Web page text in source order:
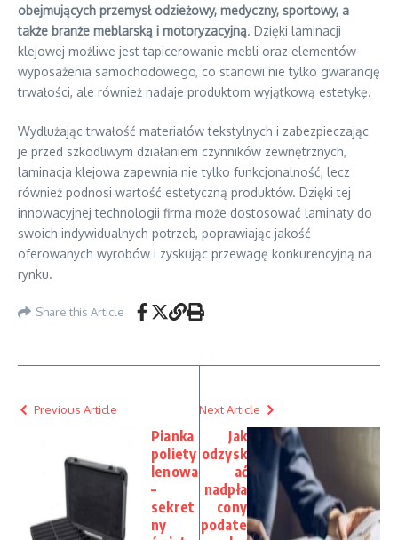
obejmujących przemysł odzieżowy, medyczny, sportowy, a
także branże meblarską i motoryzacyjną. Dzięki laminacji
klejowej możliwe jest tapicerowanie mebli oraz elementów
wyposażenia samochodowego, co stanowi nie tylko gwarancję
trwałości, ale również nadaje produktom wyjątkową estetykę.
Wydłużając trwałość materiałów tekstylnych i zabezpieczając
je przed szkodliwym działaniem czynników zewnętrznych,
laminacja klejowa zapewnia nie tylko funkcjonalność, lecz
również podnosi wartość estetyczną produktów. Dzięki tej
innowacyjnej technologii firma może dostosować laminaty do
swoich indywidualnych potrzeb, poprawiając jakość
oferowanych wyrobów i zyskując przewagę konkurencyjną na
rynku.
Share this Article
Previous Article
Pianka
poliety
lenowa
–
sekret
ny
Next Article
Jak
odzysk
ać
nadpła
cony
podate